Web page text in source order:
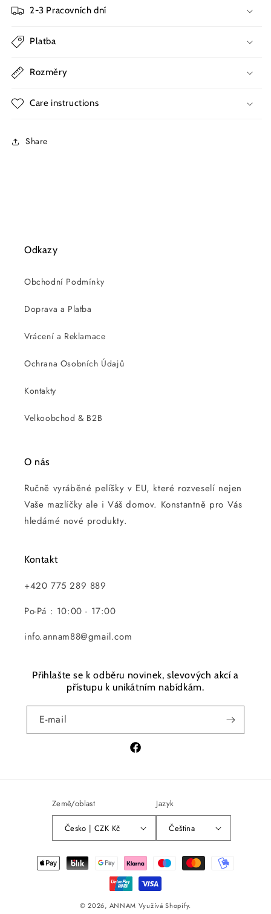
2-3 Pracovních dní
Platba
Rozměry
Care instructions
Share
Odkazy
Obchodní Podmínky
Doprava a Platba
Vrácení a Reklamace
Ochrana Osobních Údajů
Kontakty
Velkoobchod & B2B
O nás
Ručně vyráběné pelíšky v EU, které rozveselí nejen
Vaše mazlíčky ale i Váš domov. Konstantně pro Vás
hledámé nové produkty.
Kontakt
+420 775 289 889
Po-Pá : 10:00 - 17:00
info.annam88@gmail.com
Přihlašte se k odběru novinek, slevových akcí a
přístupu k unikátním nabídkám.
E-mail
Facebook
Země/oblast
Česko | CZK Kč
Jazyk
Čeština
Platební
metody
© 2026, ANNAM Využívá Shopify.